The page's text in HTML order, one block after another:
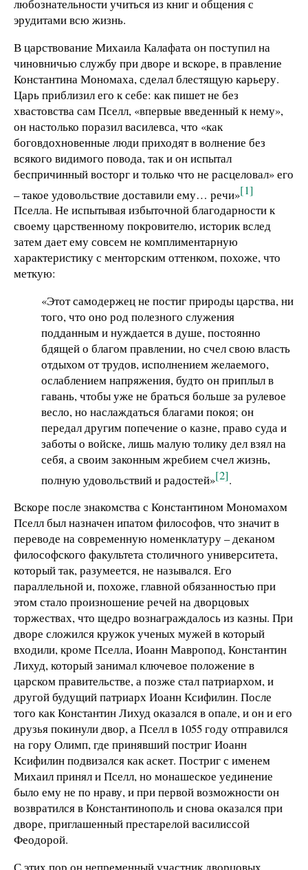
любознательности учиться из книг и общения с
эрудитами всю жизнь.
В царствование Михаила Калафата он поступил на
чиновничью службу при дворе и вскоре, в правление
Константина Мономаха, сделал блестящую карьеру.
Царь приблизил его к себе: как пишет не без
хвастовства сам Пселл, «впервые введенный к нему»,
он настолько поразил василевса, что «как
боговдохновенные люди приходят в волнение без
всякого видимого повода, так и он испытал
беспричинный восторг и только что не расцеловал» его
– такое удовольствие доставили ему… речи»[1]
Пселла. Не испытывая избыточной благодарности к
своему царственному покровителю, историк вслед
затем дает ему совсем не комплиментарную
характеристику с менторским оттенком, похоже, что
меткую:
«Этот самодержец не постиг природы царства, ни
того, что оно род полезного служения
подданным и нуждается в душе, постоянно
бдящей о благом правлении, но счел свою власть
отдыхом от трудов, исполнением желаемого,
ослаблением напряжения, будто он приплыл в
гавань, чтобы уже не браться больше за рулевое
весло, но наслаждаться благами покоя; он
передал другим попечение о казне, право суда и
заботы о войске, лишь малую толику дел взял на
себя, а своим законным жребием счел жизнь,
полную удовольствий и радостей»[2].
Вскоре после знакомства с Константином Мономахом
Пселл был назначен ипатом философов, что значит в
переводе на современную номенклатуру – деканом
философского факультета столичного университета,
который так, разумеется, не назывался. Его
параллельной и, похоже, главной обязанностью при
этом стало произношение речей на дворцовых
торжествах, что щедро вознаграждалось из казны. При
дворе сложился кружок ученых мужей в который
входили, кроме Пселла, Иоанн Мавропод, Константин
Лихуд, который занимал ключевое положение в
царском правительстве, а позже стал патриархом, и
другой будущий патриарх Иоанн Ксифилин. После
того как Константин Лихуд оказался в опале, и он и его
друзья покинули двор, а Пселл в 1055 году отправился
на гору Олимп, где принявший постриг Иоанн
Ксифилин подвизался как аскет. Постриг с именем
Михаил принял и Пселл, но монашеское уединение
было ему не по нраву, и при первой возможности он
возвратился в Константинополь и снова оказался при
дворе, приглашенный престарелой василиссой
Феодорой.